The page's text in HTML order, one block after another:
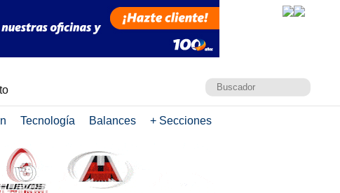
Tecnología Balances + Secciones